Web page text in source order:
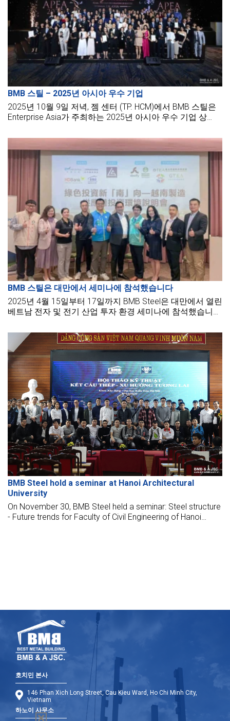
BMB 스틸 – 2025년 아시아 우수 기업
2025년 10월 9일 저녁, 젬 센터 (TP. HCM)에서 BMB 스틸은
Enterprise Asia가 주최하는 2025년 아시아 우수 기업 상
발표되는 영광을 안았습니다.
BMB 스틸은 대만에서 세미나에 참석했습니다
2025년 4월 15일부터 17일까지 BMB Steel은 대만에서 열린
베트남 전자 및 전기 산업 투자 환경 세미나에 참석했습니
BMB Steel hold a seminar at Hanoi Architectural
University
On November 30, BMB Steel held a seminar: Steel structure
- Future trends for Faculty of Civil Engineering of Hanoi
호치민 본사
146 Phan Xich Long Street, Cau Kieu Ward, Ho Chi Minh City,
Vietnam
하노이 사무소